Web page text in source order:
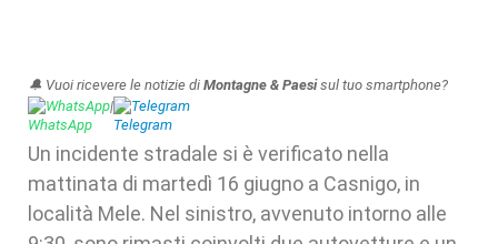
🔔 Vuoi ricevere le notizie di Montagne & Paesisul tuo smartphone?
WhatsApp| Telegram
Un incidente stradale si è verificato nella
mattinata di martedì 16 giugno a Casnigo, in
località Mele. Nel sinistro, avvenuto intorno alle